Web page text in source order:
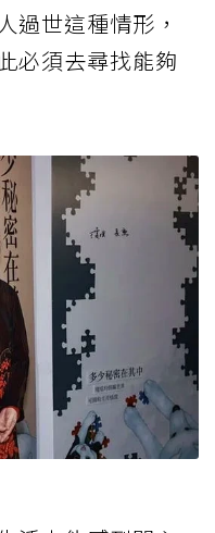
過世這種情形，
必須去尋找能夠